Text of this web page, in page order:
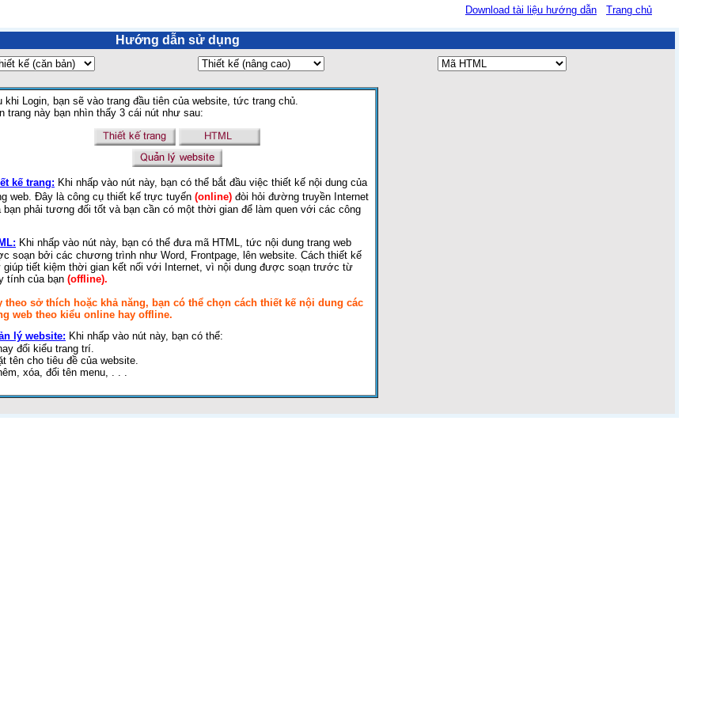
Download tài liệu hướng dẫn Trang chủ
Hướng dẫn sử dụng
khi Login, bạn sẽ vào trang đầu tiên của website, tức trang chủ.
trang này bạn nhìn thấy 3 cái nút như sau:
kế trang: Khi nhấp vào nút này, bạn có thể bắt đầu việc thiết kế nội dung của
web. Đây là công cụ thiết kế trực tuyến (online) đòi hỏi đường truyền Internet
bạn phải tương đối tốt và bạn cần có một thời gian để làm quen với các công
Khi nhấp vào nút này, bạn có thể đưa mã HTML, tức nội dung trang web
soạn bởi các chương trình như Word, Frontpage, lên website. Cách thiết kế
giúp tiết kiệm thời gian kết nối với Internet, vì nội dung được soạn trước từ
tính của bạn (offline).
theo sở thích hoặc khả năng, bạn có thể chọn cách thiết kế nội dung các
web theo kiểu online hay offline.
lý website: Khi nhấp vào nút này, bạn có thể:
đổi kiểu trang trí.
tên cho tiêu đề của website.
xóa, đổi tên menu, . . .